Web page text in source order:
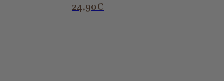
24,90€